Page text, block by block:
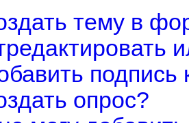
тему в
опрос?